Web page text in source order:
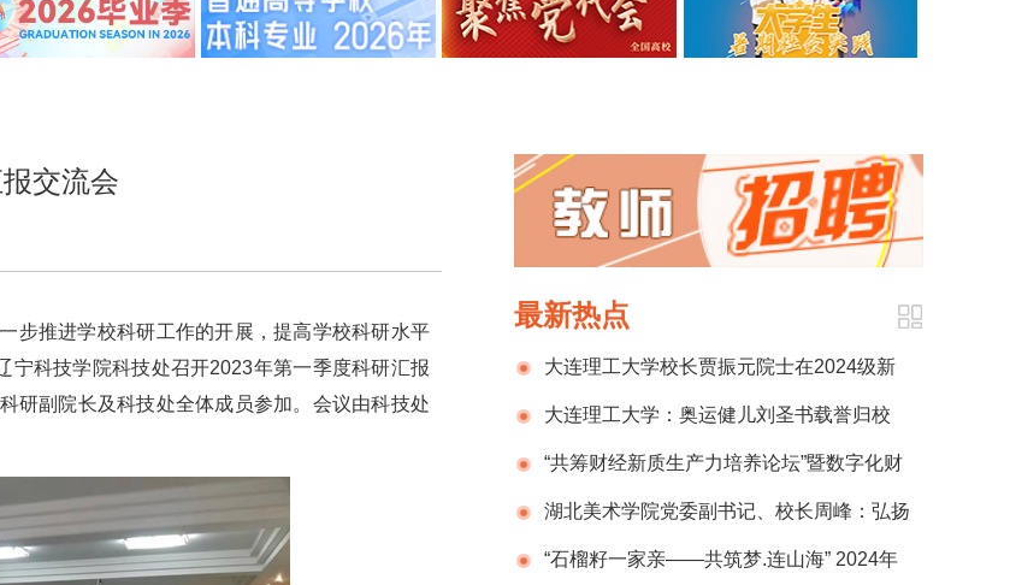
交流会
步推进学校科研工作的开展，提高学校科研水平
科技学院科技处召开2023年第一季度科研汇报
研副院长及科技处全体成员参加。会议由科技处
最新热点
大连理工大学校长贾振元院士在2024级新
生开学典礼上的致辞
大连理工大学：奥运健儿刘圣书载誉归校
“共筹财经新质生产力培养论坛”暨数字化财
税行业产教融合共同体2024年半年度总结计划
发布会在京成功举办
湖北美术学院党委副书记、校长周峰：弘扬
新时代教育家精神 锻造新百年湖美良师
“石榴籽一家亲——共筑梦.连山海” 2024年